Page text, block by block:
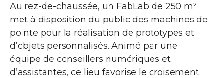
Au rez-de-chaussée, un FabLab de 250 m²
met à disposition du public des machines de
pointe pour la réalisation de prototypes et
d’objets personnalisés. Animé par une
équipe de conseillers numériques et
d’assistantes, ce lieu favorise le croisement